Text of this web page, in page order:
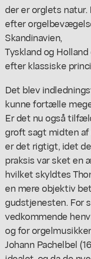
der er orglets
efter
Skandinavien,
Tyskland og
efter klassiske
Det blev
kunne fortælle
Er det nu også
groft sagt midten af
er det rigtigt, idet
praksis var sket en
hvilket skyldtes
en mere objektiv
gudstjenesten. For
vedkommende
og for
Johann Pachelbel